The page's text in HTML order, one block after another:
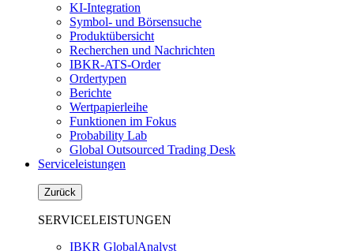
KI-Integration
Symbol- und Börsensuche
Produktübersicht
Recherchen und Nachrichten
IBKR-ATS-Order
Ordertypen
Berichte
Wertpapierleihe
Funktionen im Fokus
Probability Lab
Global Outsourced Trading Desk
Serviceleistungen
Zurück
SERVICELEISTUNGEN
IBKR GlobalAnalyst